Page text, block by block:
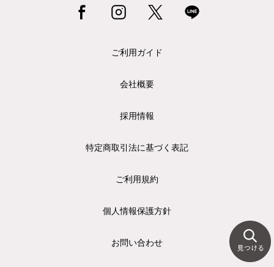
ご利用ガイド
会社概要
採用情報
特定商取引法に基づく表記
ご利用規約
個人情報保護方針
お問い合わせ